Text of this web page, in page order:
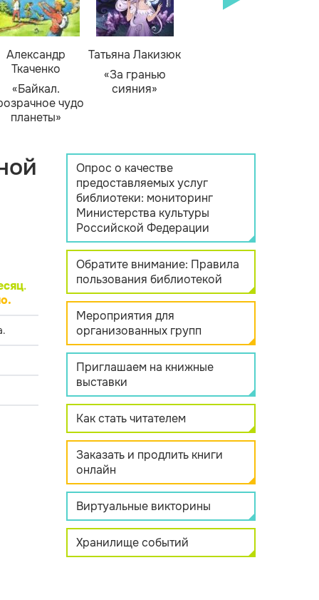
Александр
Ткаченко
«Байкал.
чудо
планеты»
Татьяна Лакизюк
«За гранью
сияния»
.
Опрос о качестве
предоставляемых услуг
библиотеки: мониторинг
Министерства культуры
Российской Федерации
Обратите внимание: Правила
пользования библиотекой
Мероприятия для
организованных групп
Приглашаем на книжные
выставки
Как стать читателем
Заказать и продлить книги
онлайн
Виртуальные викторины
Хранилище событий